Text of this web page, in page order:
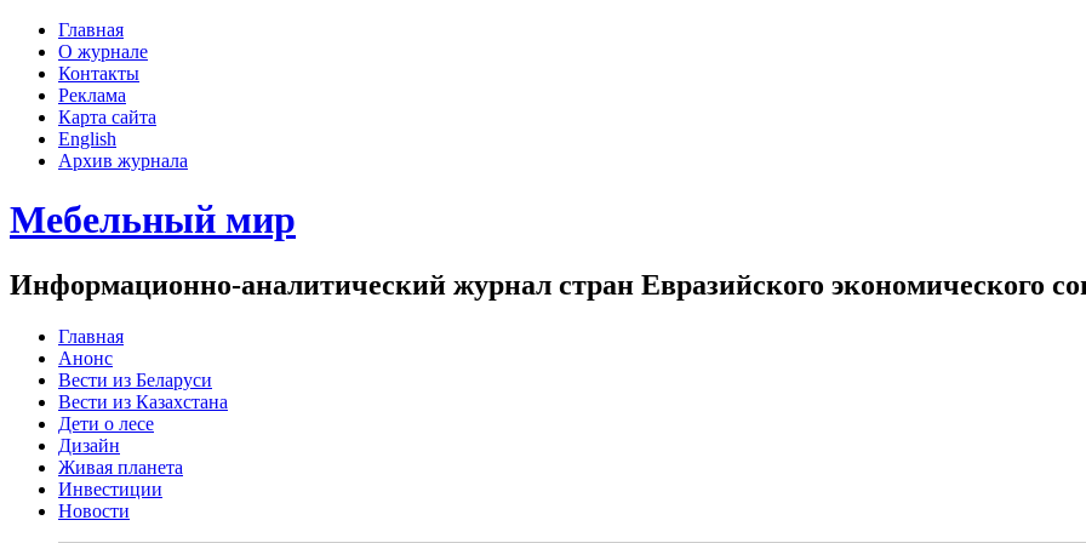
Главная
О журнале
Контакты
Реклама
Карта сайта
English
Архив журнала
Мебельный мир
Информационно-аналитический журнал стран Евразийского экономического
Главная
Анонс
Вести из Беларуси
Вести из Казахстана
Дети о лесе
Дизайн
Живая планета
Инвестиции
Новости